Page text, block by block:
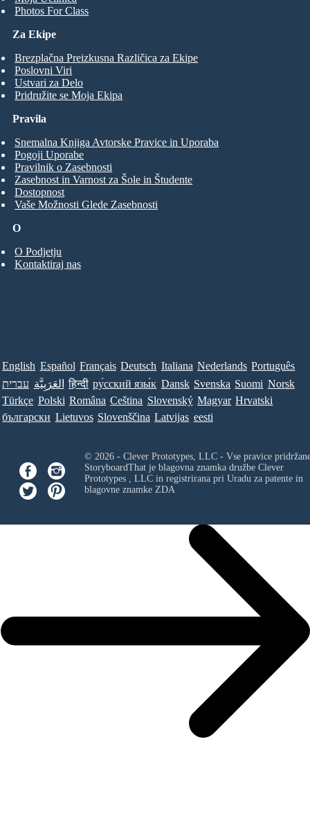
Photos For Class
Za Ekipe
Brezplačna Preizkusna Različica za Ekipe
Poslovni Viri
Ustvari za Delo
Pridružite se Moja Ekipa
O
O Podjetju
Kontaktiraj nas
Pravila
Snemalna Knjiga Avtorske Pravice in Uporaba
Pogoji Uporabe
Pravilnik o Zasebnosti
Zasebnost in Varnost za Šole in Študente
Dostopnost
Vaše Možnosti Glede Zasebnosti
English Español Français Deutsch Italiana Nederlands Português
עברית العَرَبِيَّة हिन्दी ру́сский язы́к Dansk Svenska Suomi Norsk
Türkçe Polski Româna Ceština Slovenský Magyar Hrvatski
български Lietuvos Slovenščina Latvijas eesti
© 2026 - Clever Prototypes, LLC - Vse pravice
StoryboardThat je blagovna znamka družbe Clever
Prototypes , LLCin registrirana pri Uradu za patente in
blagovne znamke ZDA